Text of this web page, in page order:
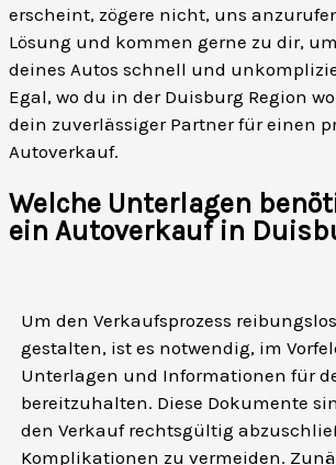
erscheint, zögere nicht, uns
Lösung und kommen gerne zu dir,
deines Autos schnell und
Egal, wo du in der Duisburg Region
dein zuverlässiger Partner für einen
Autoverkauf.
Welche Unterlagen
ein Autoverkauf in
Um den Verkaufsprozess
gestalten, ist es notwendig, im
Unterlagen und Informationen für
bereitzuhalten. Diese Dokumente
den Verkauf rechtsgültig
Komplikationen zu vermeiden.